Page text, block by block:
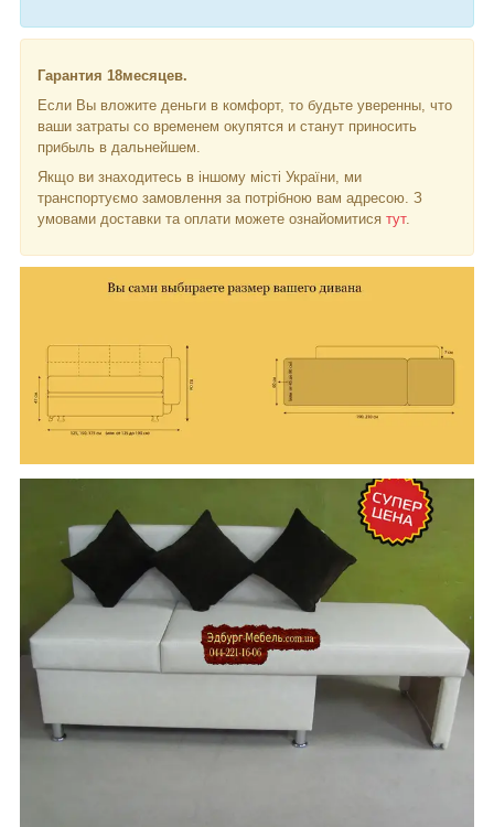
Гарантия 18месяцев.
Если Вы вложите деньги в комфорт, то будьте уверенны, что
ваши затраты со временем окупятся и станут приносить
прибыль в дальнейшем.
Якщо ви знаходитесь в іншому місті України, ми
транспортуємо замовлення за потрібною вам адресою. З
умовами доставки та оплати можете ознайомитися тут.